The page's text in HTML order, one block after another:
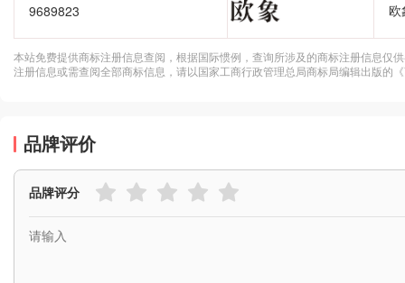
9689823 欧
本站免费提供商标注册信息查阅，根据国际惯例，查询所涉及的商标注册信息仅
注册信息或需查阅全部商标信息，请以国家工商行政管理总局商标局编辑出版的
品牌评价
品牌评分